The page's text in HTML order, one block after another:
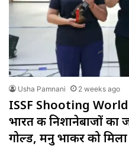
Usha Pamnani 2 weeks ago
ISSF Shooting World
भारत की निशानेबाजों का
गोल्ड, मनु भाकर को मिला